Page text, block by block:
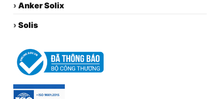
› Anker Solix
› Solis